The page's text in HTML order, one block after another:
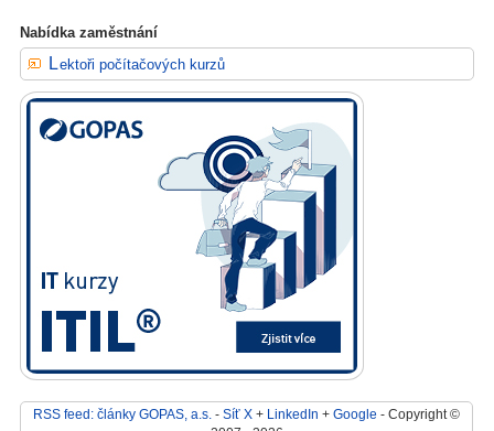
Nabídka zaměstnání
Lektoři počítačových kurzů
RSS feed: články GOPAS, a.s. - Síť X + LinkedIn + Google - Copyright ©